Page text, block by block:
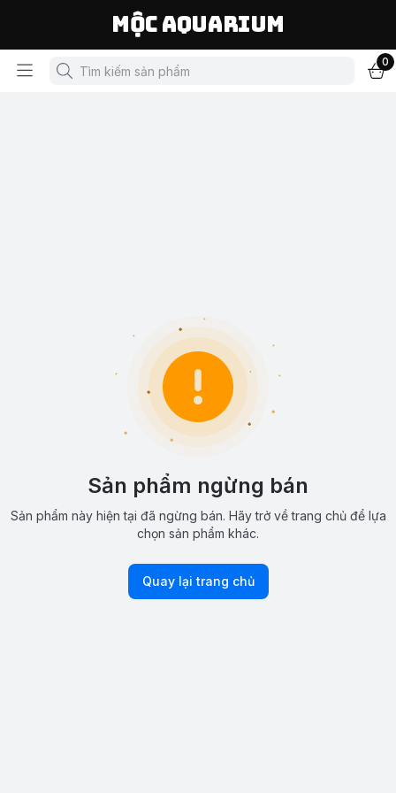
Mộc Aquarium
0
Sản phẩm ngừng bán
Sản phẩm này hiện tại đã ngừng bán. Hãy trở về trang chủ để lựa
chọn sản phẩm khác.
Quay lại trang chủ